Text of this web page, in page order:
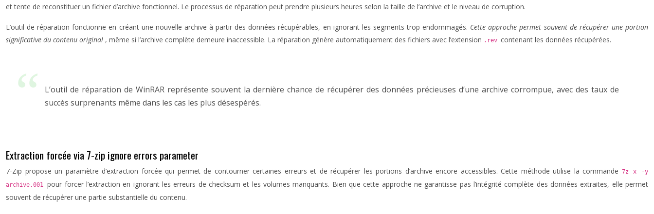
et tente de reconstituer un fichier d’archive fonctionnel. Le processus de réparation peut prendre plusieurs heures selon la taille de l’archive et le niveau de corruption.
L’outil de réparation fonctionne en créant une nouvelle archive à partir des données récupérables, en ignorant les segments trop endommagés. Cette approche permet souvent de récupérer une portion
significative du contenu original , même si l’archive complète demeure inaccessible. La réparation génère automatiquement des fichiers avec l’extension .rev contenant les données récupérées.
L’outil de réparation de WinRAR représente souvent la dernière chance de récupérer des données précieuses d’une archive corrompue, avec des taux de
succès surprenants même dans les cas les plus désespérés.
Extraction forcée via 7-zip ignore errors parameter
7-Zip propose un paramètre d’extraction forcée qui permet de contourner certaines erreurs et de récupérer les portions d’archive encore accessibles. Cette méthode utilise la commande 7z x -y
archive.001pour forcer l’extraction en ignorant les erreurs de checksum et les volumes manquants. Bien que cette approche ne garantisse pas l’intégrité complète des données extraites, elle permet
souvent de récupérer une partie substantielle du contenu.